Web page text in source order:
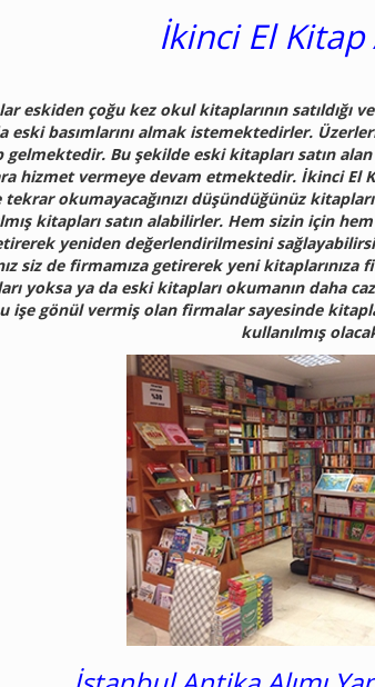
İkinci El
eskiden çoğu kez okul kitaplarının satıldığı
basımlarını almak istemektedirler.
Bu şekilde eski kitapları satın
hizmet vermeye devam etmektedir. İkinci El
okumayacağınızı düşündüğünüz
kitapları satın alabilirler. Hem sizin için
yeniden değerlendirilmesini
siz de firmamıza getirerek yeni
yoksa ya da eski kitapları okumanın daha
işe gönül vermiş olan firmalar sayesinde
kullanılmış